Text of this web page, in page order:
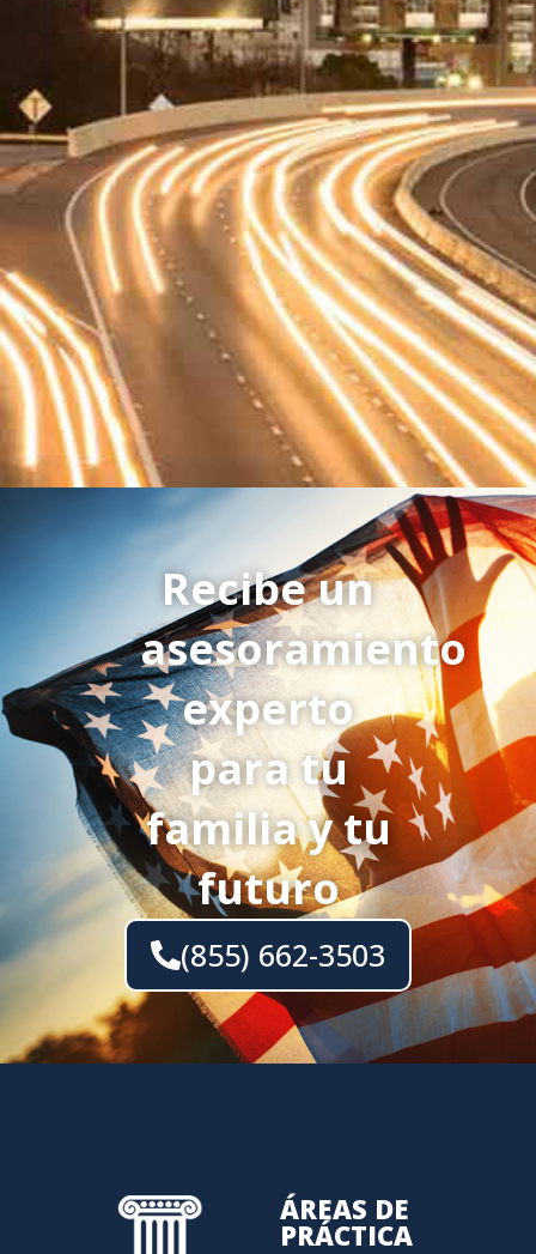
Recibe un
asesoramiento
experto
para tu
familia y tu
futuro
(855) 662-3503
ÁREAS DE
PRÁCTICA